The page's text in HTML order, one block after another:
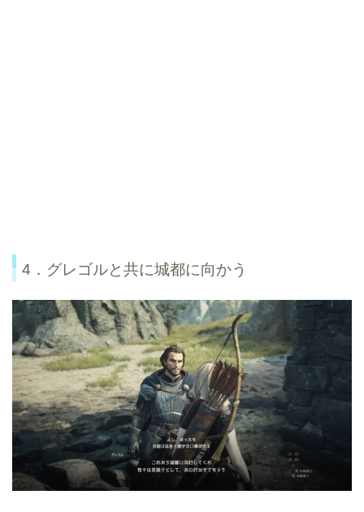
4．グレゴルと共に城都に向かう